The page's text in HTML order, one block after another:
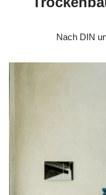
Nach DIN